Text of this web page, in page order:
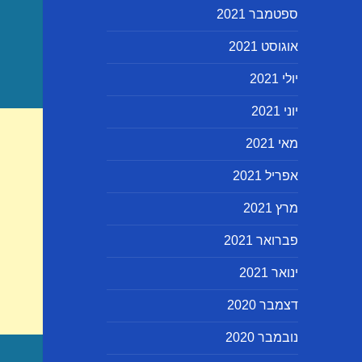
ספטמבר 2021
אוגוסט 2021
יולי 2021
יוני 2021
מאי 2021
אפריל 2021
מרץ 2021
פברואר 2021
ינואר 2021
דצמבר 2020
נובמבר 2020